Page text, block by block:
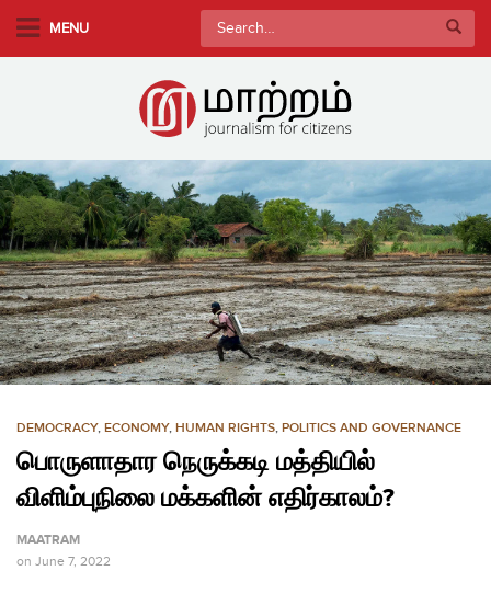
m
a
i
n
c
o
n
t
MENU
Search
for:
DEMOCRACY, ECONOMY, HUMAN RIGHTS, POLITICS AND GOVERNANCE
பொருளாதார நெருக்கடி மத்தியில்
விளிம்புநிலை மக்களின் எதிர்காலம்?
MAATRAM
on June 7, 2022